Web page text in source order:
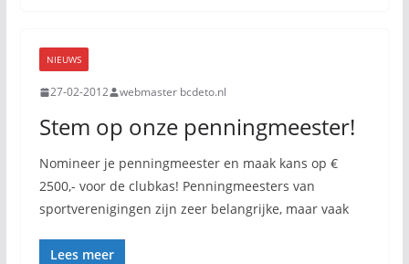
NIEUWS
27-02-2012 webmaster bcdeto.nl
Stem op onze penningmeester!
Nomineer je penningmeester en maak kans op €
2500,- voor de clubkas! Penningmeesters van
sportverenigingen zijn zeer belangrijke, maar vaak
Lees meer